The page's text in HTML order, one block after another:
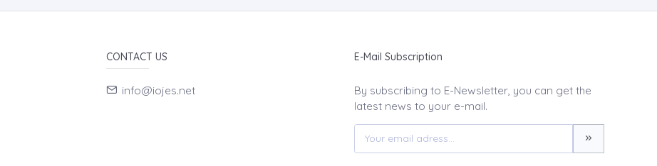
CONTACT US
info@iojes.net
E-Mail Subscription
By subscribing to E-Newsletter, you can get the
latest news to your e-mail.